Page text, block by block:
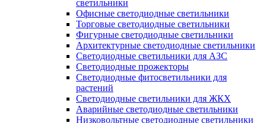
светильники
Офисные светодиодные светильники
Торговые светодиодные светильники
Фигурные светодиодные светильники
Архитектурные светодиодные светильники
Светодиодные светильники для АЗС
Светодиодные прожекторы
Светодиодные фитосветильники для
растений
Светодиодные светильники для ЖКХ
Аварийные светодиодные светильники
Низковольтные светодиодные светильники